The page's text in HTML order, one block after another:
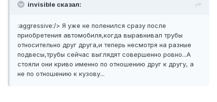
invisible сказал:
:aggressive:/> Я уже не поленился сразу после
приобретения автомобиля,когда выравнивал трубы
относительно друг друга,и теперь несмотря на разные
подвесы,трубы сейчас выглядят совершенно ровно...А
стояли они криво именно по отношению друг к другу, а
не по отношению к кузову...